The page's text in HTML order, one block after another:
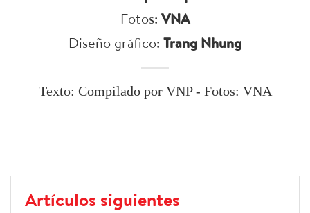
Fotos: VNA
Diseño gráfico: Trang Nhung
Texto: Compilado por VNP - Fotos: VNA
Artículos siguientes